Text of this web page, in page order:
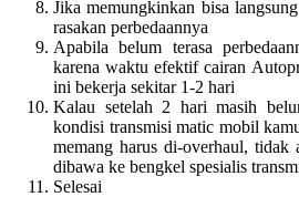
Jika memungkinkan bisa
rasakan perbedaannya
Apabila belum terasa
karena waktu efektif cairan
ini bekerja sekitar 1-2 hari
Kalau setelah 2 hari masih
kondisi transmisi matic mobil
memang harus di-overhaul, tidak
dibawa ke bengkel spesialis
Selesai